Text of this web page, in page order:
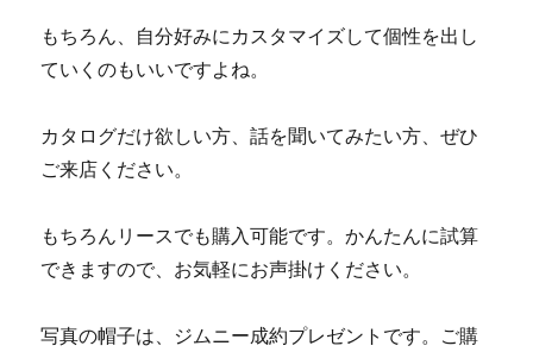
もちろん、自分好みにカスタマイズして個性を出し
ていくのもいいですよね。
カタログだけ欲しい方、話を聞いてみたい方、ぜひ
ご来店ください。
もちろんリースでも購入可能です。かんたんに試算
できますので、お気軽にお声掛けください。
写真の帽子は、ジムニー成約プレゼントです。ご購